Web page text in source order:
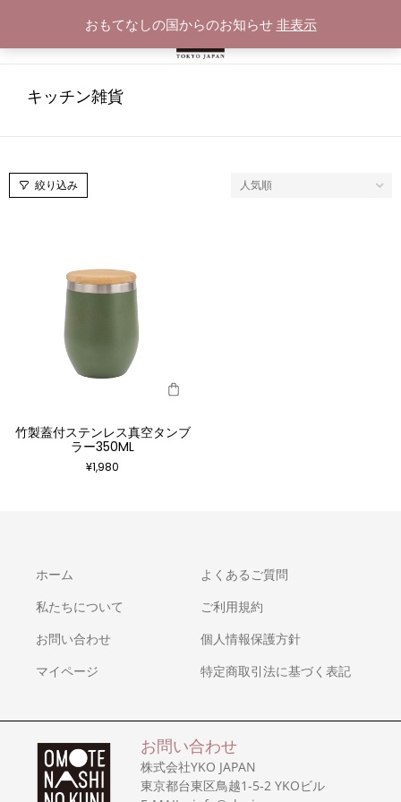
おもてなしの国からのお知らせ 非表示
キッチン雑貨
絞り込み
竹製蓋付ステンレス真空タンブ
ラー350ML
¥1,980
ホーム
私たちについて
お問い合わせ
マイページ
よくあるご質問
ご利用規約
個人情報保護方針
特定商取引法に基づく表記
お問い合わせ
株式会社YKO JAPAN
東京都台東区鳥越1-5-2 YKOビル